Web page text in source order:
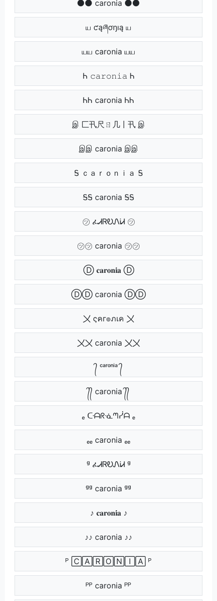
⚫⚫ caronia ⚫⚫
ய ƈąཞơŋıą ய
யய caronia யய
Ꮒ 𝚌𝚊𝚛𝚘𝚗𝚒𝚊 Ꮒ
ᏂᏂ caronia ᏂᏂ
இ 匚卂尺ㄖ几丨卂 இ
இஇ caronia இஇ
Ꭶ ｃａｒｏｎｉａ Ꭶ
ᎦᎦ caronia ᎦᎦ
㋡ ፈᏗᏒᎧᏁᎥᏗ ㋡
㋡㋡ caronia ㋡㋡
Ⓓ 𝐜𝐚𝐫𝐨𝐧𝐢𝐚 Ⓓ
ⒹⒹ caronia ⒹⒹ
〤 ςคг๏ภเค 〤
〤〤 caronia 〤〤
᭄ ᶜᵃʳᵒⁿⁱᵃ ᭄
᭄᭄ caronia ᭄᭄
ₑ ᑢᗩᖇᓍᘉᓰᗩ ₑ
ₑₑ caronia ₑₑ
ᵍ ፈᏗᏒᎧᏁᎥᏗ ᵍ
ᵍᵍ caronia ᵍᵍ
♪ 𝐜𝐚𝐫𝐨𝐧𝐢𝐚 ♪
♪♪ caronia ♪♪
ᴾ 🄲🄰🅁🄾🄽🄸🄰 ᴾ
ᴾᴾ caronia ᴾᴾ